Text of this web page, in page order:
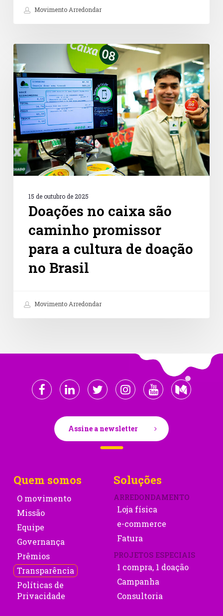
Movimento Arredondar
Doações
no
caixa
são
caminho
promissor
para
a
cultura
de
doação
no
15 de outubro de 2025
Doações no caixa são
caminho promissor
para a cultura de doação
no Brasil
Movimento Arredondar
Assine a newsletter
Quem somos
O movimento
Missão
Equipe
Governança
Prêmios
Transparência
Políticas de
Privacidade
Soluções
ARREDONDAMENTO
Loja física
e-commerce
Fatura
PROJETOS ESPECIAIS
1 compra, 1 doação
Campanha
Consultoria